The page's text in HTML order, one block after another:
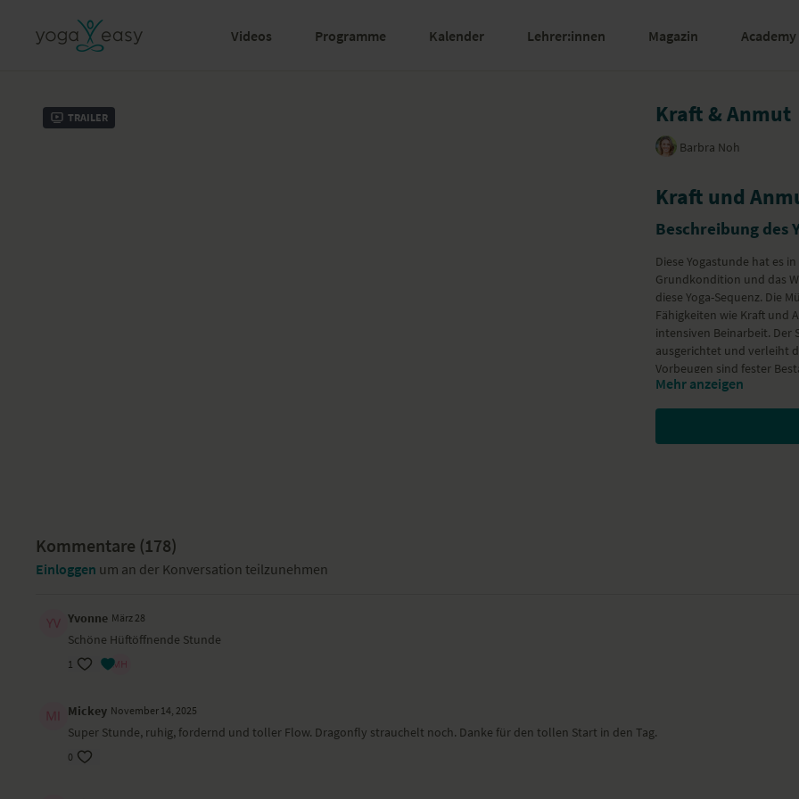
Videos Programme Kalender Lehrer:innen Magazin Academy
Trailer Kraft & Anmut
Barbra Noh
Kraft und
Beschreibung des
Diese Yogastunde hat es
Grundkondition und das
diese Yoga-Sequenz. Die
Fähigkeiten wie Kraft und
intensiven Beinarbeit. Der
ausgerichtet und verleiht
Vorbeugen sind fester
Kraft und Anmut zwei
Mehr anzeigen
Kommentare (178)
Einloggen um an der Konversation teilzunehmen
Yvonne März 28
Schöne Hüftöffnende Stunde
1
Mickey November 14, 2025
Super Stunde, ruhig, fordernd und toller Flow. Dragonfly strauchelt noch. Danke für den tollen Start in den Tag.
0